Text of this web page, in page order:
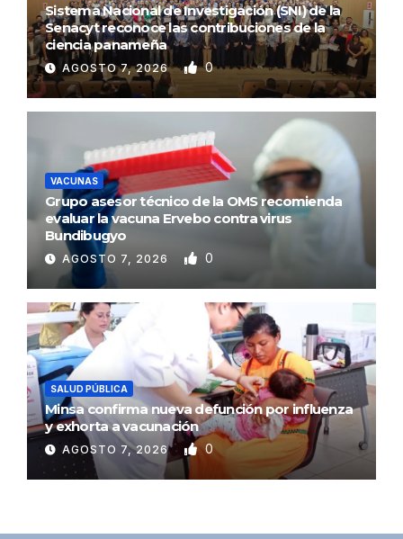
Sistema Nacional de Investigación (SNI) de la
Senacyt reconoce las contribuciones de la
ciencia panameña
AGOSTO 7, 2026 0
VACUNAS
Grupo asesor técnico de la OMS recomienda
evaluar la vacuna Ervebo contra virus
Bundibugyo
AGOSTO 7, 2026 0
SALUD PÚBLICA
Minsa confirma nueva defunción por influenza
y exhorta a vacunación
AGOSTO 7, 2026 0